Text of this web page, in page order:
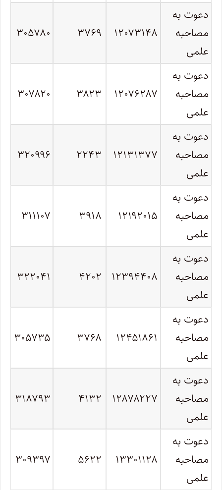
دعوت به
مصاحبه
علمی
۱۲۰۷۳۱۴۸ ۳۷۶۹ ۳۰۵۷۸۰
دعوت به
مصاحبه
علمی
۱۲۰۷۶۲۸۷ ۳۸۲۳ ۳۰۷۸۲۰
دعوت به
مصاحبه
علمی
۱۲۱۳۱۳۷۷ ۲۲۴۳ ۳۲۰۹۹۶
دعوت به
مصاحبه
علمی
۱۲۱۹۲۰۱۵ ۳۹۱۸ ۳۱۱۱۰۷
دعوت به
مصاحبه
علمی
۱۲۳۹۴۴۰۸ ۴۲۰۲ ۳۲۲۰۴۱
دعوت به
مصاحبه
علمی
۱۲۴۵۱۸۶۱ ۳۷۶۸ ۳۰۵۷۳۵
دعوت به
مصاحبه
علمی
۱۲۸۷۸۲۲۷ ۴۱۳۲ ۳۱۸۷۹۳
دعوت به
مصاحبه
علمی
۱۳۳۰۱۱۲۸ ۵۶۲۲ ۳۰۹۳۹۷